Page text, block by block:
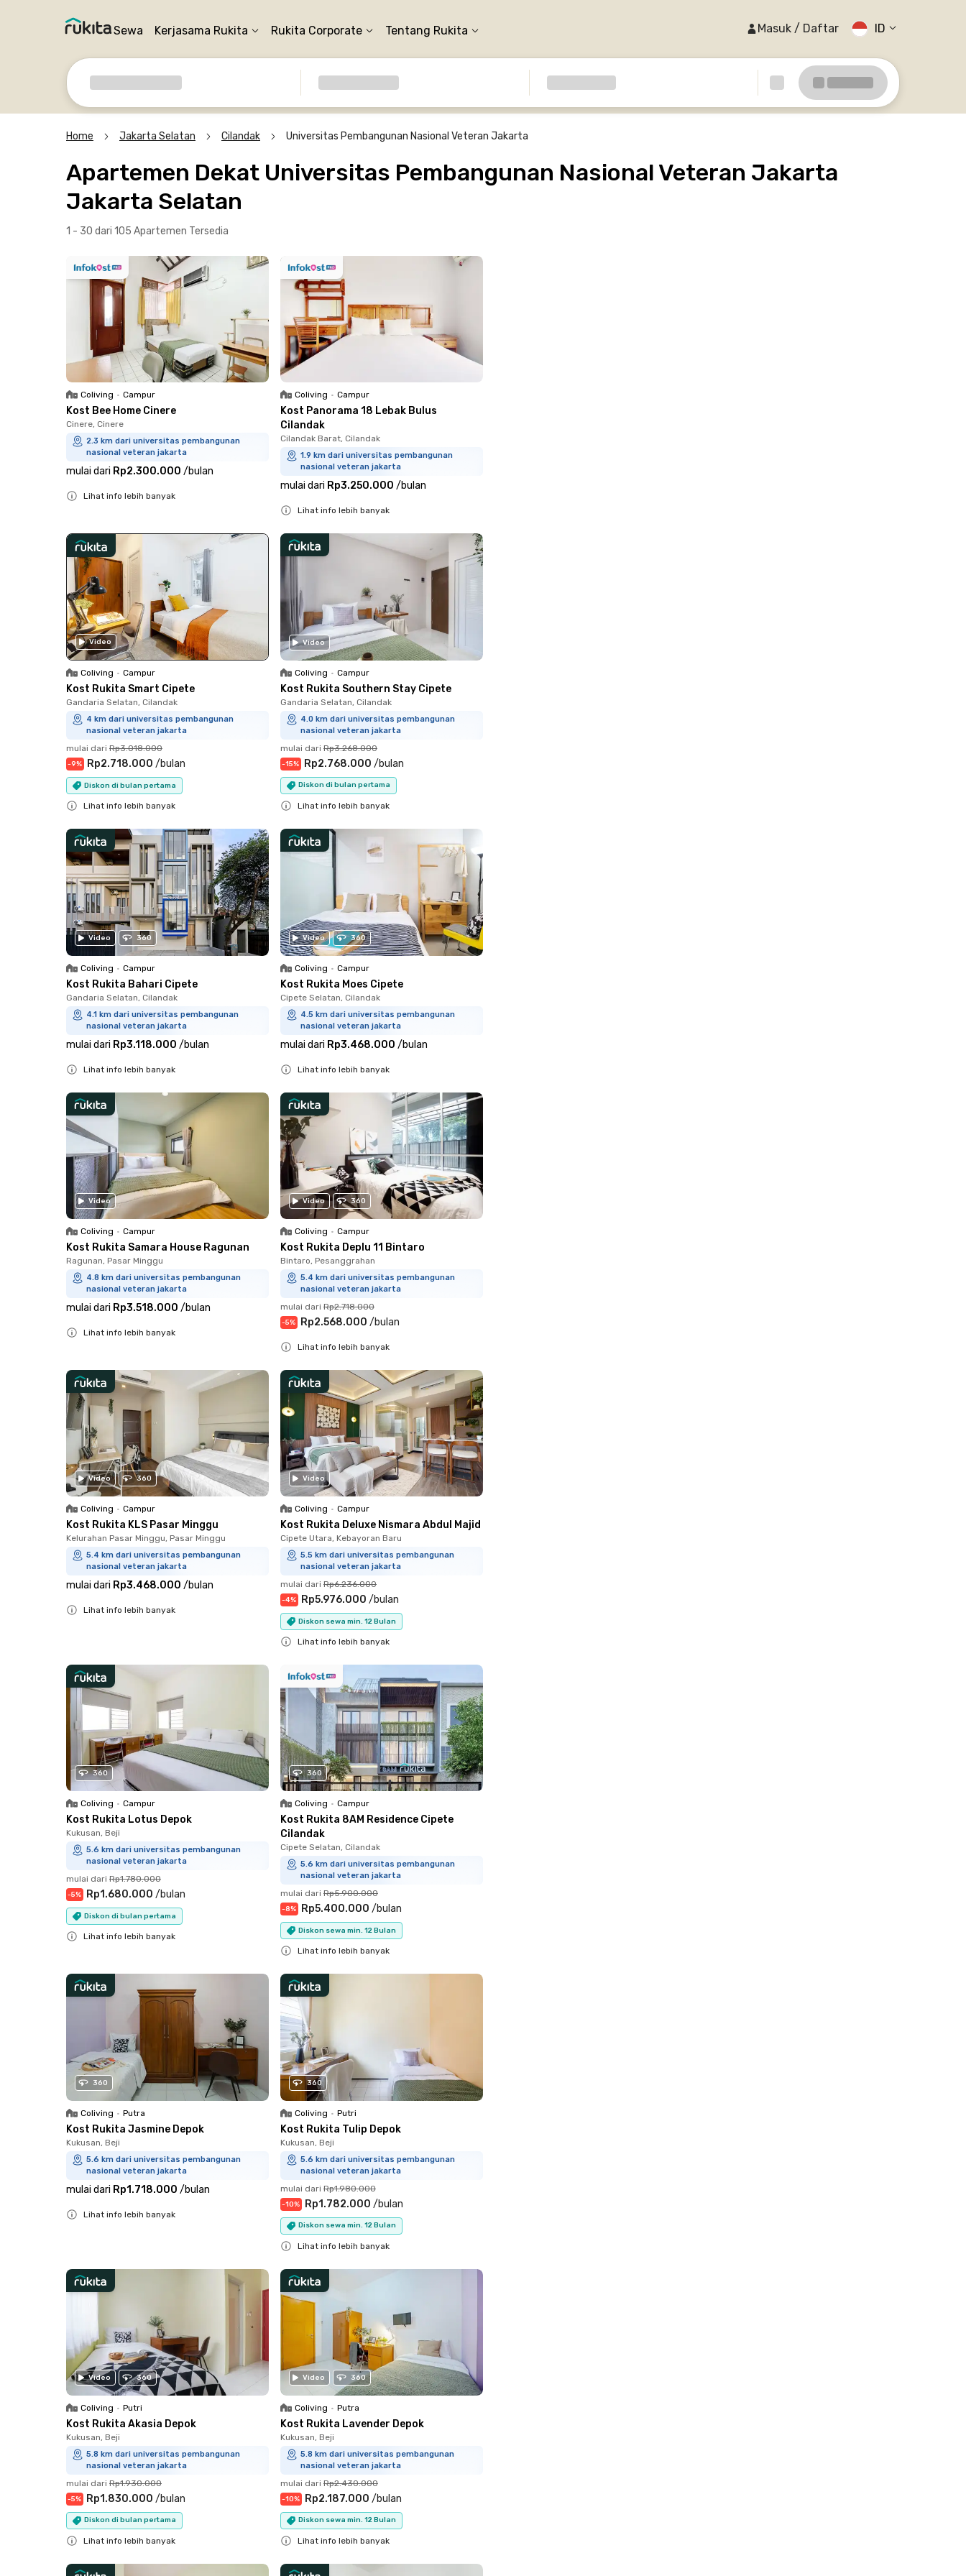
Sewa Kerjasama Rukita Rukita Corporate Tentang Rukita Masuk / Daftar ID
Home Jakarta Selatan Cilandak Universitas Pembangunan Nasional Veteran Jakarta
Apartemen Dekat Universitas Pembangunan Nasional Veteran Jakarta
Jakarta Selatan
1 - 30 dari 105 Apartemen Tersedia
Coliving • Campur
Kost Bee Home Cinere
Cinere, Cinere
2.3 km dari universitas pembangunan
nasional veteran jakarta
mulai dari Rp2.300.000 /bulan
Lihat info lebih banyak
Coliving • Campur
Kost Panorama 18 Lebak Bulus
Cilandak
Cilandak Barat, Cilandak
1.9 km dari universitas pembangunan
nasional veteran jakarta
mulai dari Rp3.250.000 /bulan
Lihat info lebih banyak
Video
Coliving • Campur
Kost Rukita Smart Cipete
Gandaria Selatan, Cilandak
4 km dari universitas pembangunan
nasional veteran jakarta
mulai dari Rp3.018.000
-9% Rp2.718.000 /bulan
Diskon di bulan pertama
Lihat info lebih banyak
Video
Coliving • Campur
Kost Rukita Southern Stay Cipete
Gandaria Selatan, Cilandak
4.0 km dari universitas pembangunan
nasional veteran jakarta
mulai dari Rp3.268.000
-15% Rp2.768.000 /bulan
Diskon di bulan pertama
Lihat info lebih banyak
Video 360
Coliving • Campur
Kost Rukita Bahari Cipete
Gandaria Selatan, Cilandak
4.1 km dari universitas pembangunan
nasional veteran jakarta
mulai dari Rp3.118.000 /bulan
Lihat info lebih banyak
Video 360
Coliving • Campur
Kost Rukita Moes Cipete
Cipete Selatan, Cilandak
4.5 km dari universitas pembangunan
nasional veteran jakarta
mulai dari Rp3.468.000 /bulan
Lihat info lebih banyak
Video
Coliving • Campur
Kost Rukita Samara House Ragunan
Ragunan, Pasar Minggu
4.8 km dari universitas pembangunan
nasional veteran jakarta
mulai dari Rp3.518.000 /bulan
Lihat info lebih banyak
Video 360
Coliving • Campur
Kost Rukita Deplu 11 Bintaro
Bintaro, Pesanggrahan
5.4 km dari universitas pembangunan
nasional veteran jakarta
mulai dari Rp2.718.000
-5% Rp2.568.000 /bulan
Lihat info lebih banyak
Video 360
Coliving • Campur
Kost Rukita KLS Pasar Minggu
Kelurahan Pasar Minggu, Pasar Minggu
5.4 km dari universitas pembangunan
nasional veteran jakarta
mulai dari Rp3.468.000 /bulan
Lihat info lebih banyak
Video
Coliving • Campur
Kost Rukita Deluxe Nismara Abdul Majid
Cipete Utara, Kebayoran Baru
5.5 km dari universitas pembangunan
nasional veteran jakarta
mulai dari Rp6.236.000
-4% Rp5.976.000 /bulan
Diskon sewa min. 12 Bulan
Lihat info lebih banyak
360
Coliving • Campur
Kost Rukita Lotus Depok
Kukusan, Beji
5.6 km dari universitas pembangunan
nasional veteran jakarta
mulai dari Rp1.780.000
-5% Rp1.680.000 /bulan
Diskon di bulan pertama
Lihat info lebih banyak
360
Coliving • Campur
Kost Rukita 8AM Residence Cipete
Cilandak
Cipete Selatan, Cilandak
5.6 km dari universitas pembangunan
nasional veteran jakarta
mulai dari Rp5.900.000
-8% Rp5.400.000 /bulan
Diskon sewa min. 12 Bulan
Lihat info lebih banyak
360
Coliving • Putra
Kost Rukita Jasmine Depok
Kukusan, Beji
5.6 km dari universitas pembangunan
nasional veteran jakarta
mulai dari Rp1.718.000 /bulan
Lihat info lebih banyak
360
Coliving • Putri
Kost Rukita Tulip Depok
Kukusan, Beji
5.6 km dari universitas pembangunan
nasional veteran jakarta
mulai dari Rp1.980.000
-10% Rp1.782.000 /bulan
Diskon sewa min. 12 Bulan
Lihat info lebih banyak
Video 360
Coliving • Putri
Kost Rukita Akasia Depok
Kukusan, Beji
5.8 km dari universitas pembangunan
nasional veteran jakarta
mulai dari Rp1.930.000
-5% Rp1.830.000 /bulan
Diskon di bulan pertama
Lihat info lebih banyak
Video 360
Coliving • Putra
Kost Rukita Lavender Depok
Kukusan, Beji
5.8 km dari universitas pembangunan
nasional veteran jakarta
mulai dari Rp2.430.000
-10% Rp2.187.000 /bulan
Diskon sewa min. 12 Bulan
Lihat info lebih banyak